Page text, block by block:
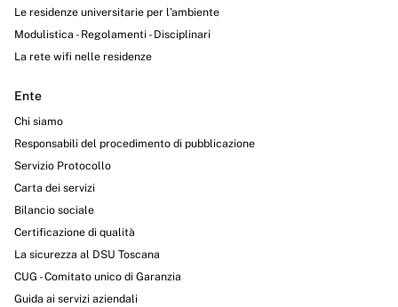
Le residenze universitarie per l’ambiente
Modulistica - Regolamenti - Disciplinari
La rete wifi nelle residenze
Ente
Chi siamo
Responsabili del procedimento di pubblicazione
Servizio Protocollo
Carta dei servizi
Bilancio sociale
Certificazione di qualità
La sicurezza al DSU Toscana
CUG - Comitato unico di Garanzia
Guida ai servizi aziendali